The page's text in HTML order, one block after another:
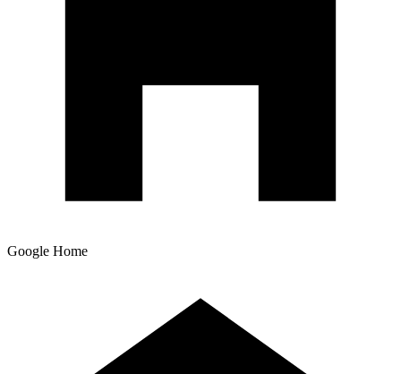
Google Home